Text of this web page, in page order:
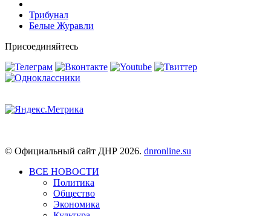
Трибунал
Белые Журавли
Присоединяйтесь
© Официальный сайт ДНР 2026. dnronline.su
ВСЕ НОВОСТИ
Политика
Общество
Экономика